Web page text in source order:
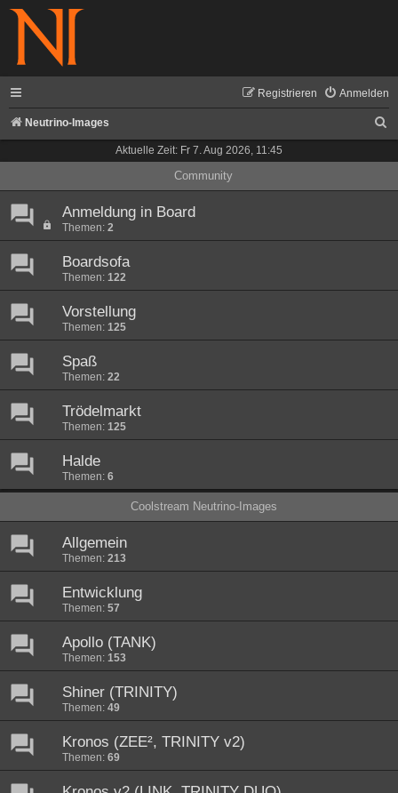
Anmelden
Registrieren
Neutrino-Images
h
Aktuelle Zeit: Fr 7. Aug 2026, 11:45
Community
Anmeldung in Board
Themen: 2
Boardsofa
Themen: 122
Vorstellung
Themen: 125
Spaß
Themen: 22
Trödelmarkt
Themen: 125
Halde
Themen: 6
Coolstream Neutrino-Images
Allgemein
Themen: 213
Entwicklung
Themen: 57
Apollo (TANK)
Themen: 153
Shiner (TRINITY)
Themen: 49
Kronos (ZEE², TRINITY v2)
Themen: 69